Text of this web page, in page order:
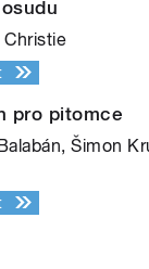
Christie
pro pitomce
Šimon